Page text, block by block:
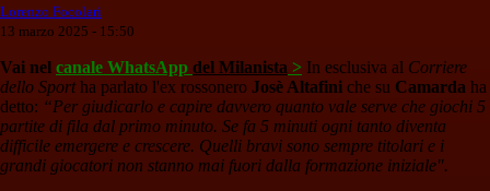
Lorenzo Focolari
13 marzo 2025 - 15:50
Vai nel canale WhatsApp del Milanista > In esclusiva al Corriere
dello Sportha parlato l'ex rossonero Josè Altafini che su Camarda ha
detto: “Per giudicarlo e capire davvero quanto vale serve che giochi 5
partite di fila dal primo minuto. Se fa 5 minuti ogni tanto diventa
difficile emergere e crescere. Quelli bravi sono sempre titolari e i
grandi giocatori non stanno mai fuori dalla formazione iniziale".